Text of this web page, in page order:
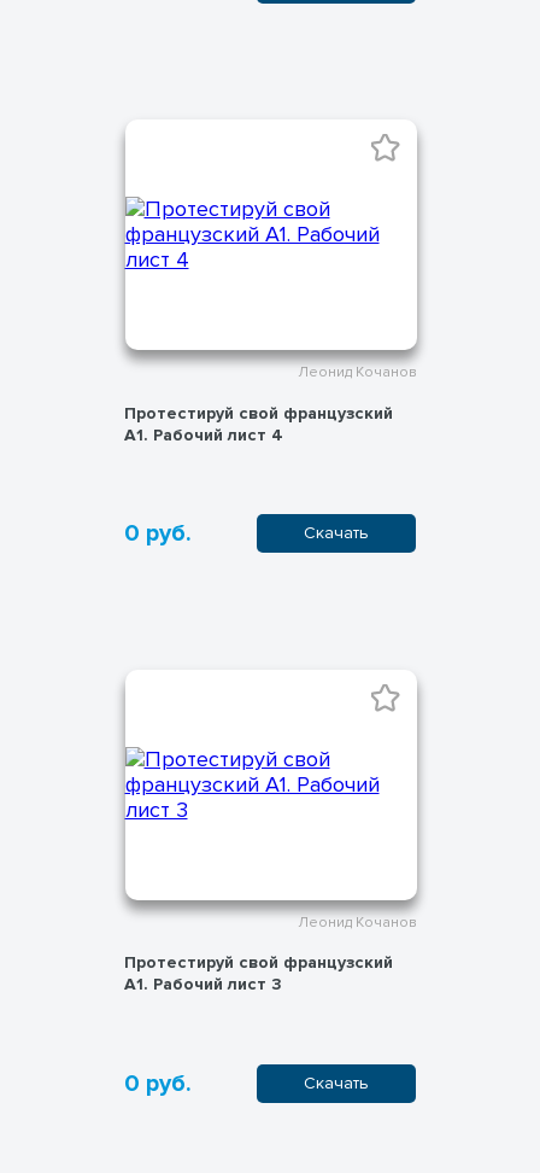
Леонид Кочанов
Протестируй свой французский
А1. Рабочий лист 4
0 руб. Скачать
Леонид Кочанов
Протестируй свой французский
А1. Рабочий лист 3
0 руб. Скачать